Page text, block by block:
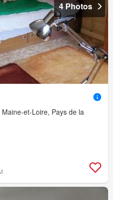
4 Photos
et-Loire, Pays de la